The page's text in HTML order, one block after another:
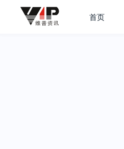
首页